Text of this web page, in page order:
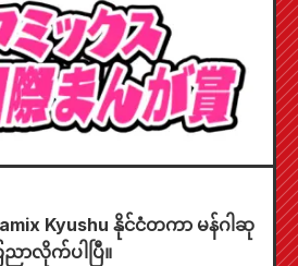
Kyushu နိုင်ငံတကာ မန်ဂါဆု
ာလိုက်ပါပြီ။